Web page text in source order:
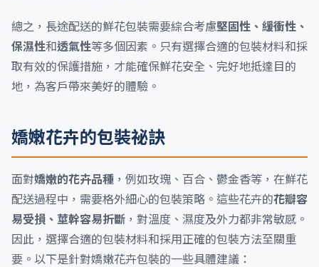
總之，長途配送的鮮花包裝需要綜合考慮堅固性、緩衝性、
保濕性和透氣性等多個因素。只有選擇合適的包裝材料和採
取有效的保護措施，才能確保鮮花安全、完好地抵達目的
地，為客戶帶來美好的體驗。
嬌嫩花卉的包裝祕訣
面對嬌嫩的花卉品種 ，例如玫瑰、百合、鬱金香等，在鮮花
配送過程中，需要格外細心的包裝策略。這些花卉的花瓣容
易受損、莖幹容易折斷 ，對溫度、濕度及外力都非常敏感。
因此，選擇合適的包裝材料和採用正確的包裝方法至關重
要。以下是針對嬌嫩花卉包裝的一些具體建議：